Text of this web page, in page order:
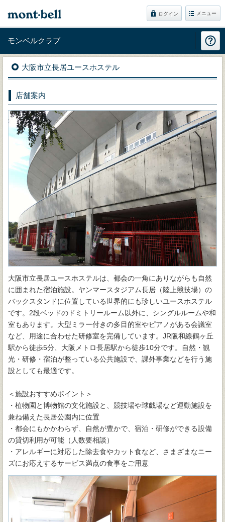
ログイン メニュー
モンベルクラブ
大阪市立長居ユースホステル
店舗案内
大阪市立長居ユースホステルは、都会の一角にありながらも自然
に囲まれた宿泊施設。ヤンマースタジアム長居（陸上競技場）の
バックスタンドに位置している世界的にも珍しいユースホステル
です。2段ベッドのドミトリールーム以外に、シングルルームや和
室もあります。大型ミラー付きの多目的室やピアノがある会議室
など、用途に合わせた研修室を完備しています。JR阪和線鶴ヶ丘
駅から徒歩5分、大阪メトロ長居駅から徒歩10分です。自然・観
光・研修・宿泊が整っている公共施設で、課外事業などを行う施
設としても最適です。
＜施設おすすめポイント＞
・植物園と博物館の文化施設と、競技場や球戯場など運動施設を
兼ね備えた長居公園内に位置
・都会にもかかわらず、自然が豊かで、宿泊・研修ができる設備
の貸切利用が可能（人数要相談）
・アレルギーに対応した除去食やカット食など、さまざまなニー
ズにお応えするサービス満点の食事をご用意